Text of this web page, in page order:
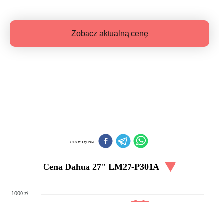
Zobacz aktualną cenę
UDOSTĘPNIJ
Cena Dahua 27" LM27-P301A
1000 zł